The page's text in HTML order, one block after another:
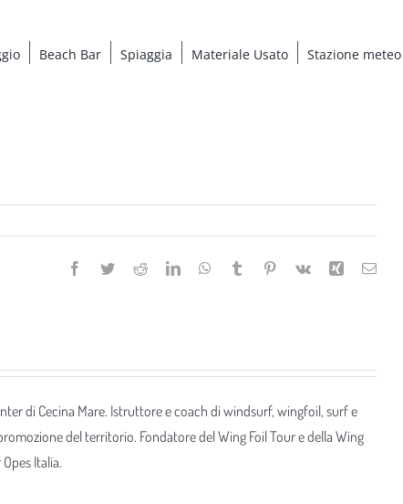
Beach Bar Spiaggia Materiale Usato Stazione meteo
Facebook
TwitterRedditLinkedInWhatsApp
Tumblr Pinterest
Vk Xing Email
di Cecina Mare. Istruttore e coach di windsurf, wingfoil, surf e
del territorio. Fondatore del Wing Foil Tour e della Wing
Italia.